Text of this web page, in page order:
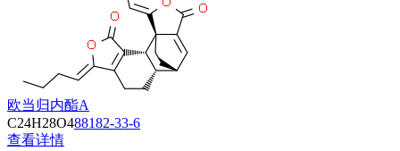
欧当归内酯A
C24H28O488182-33-6
查看详情